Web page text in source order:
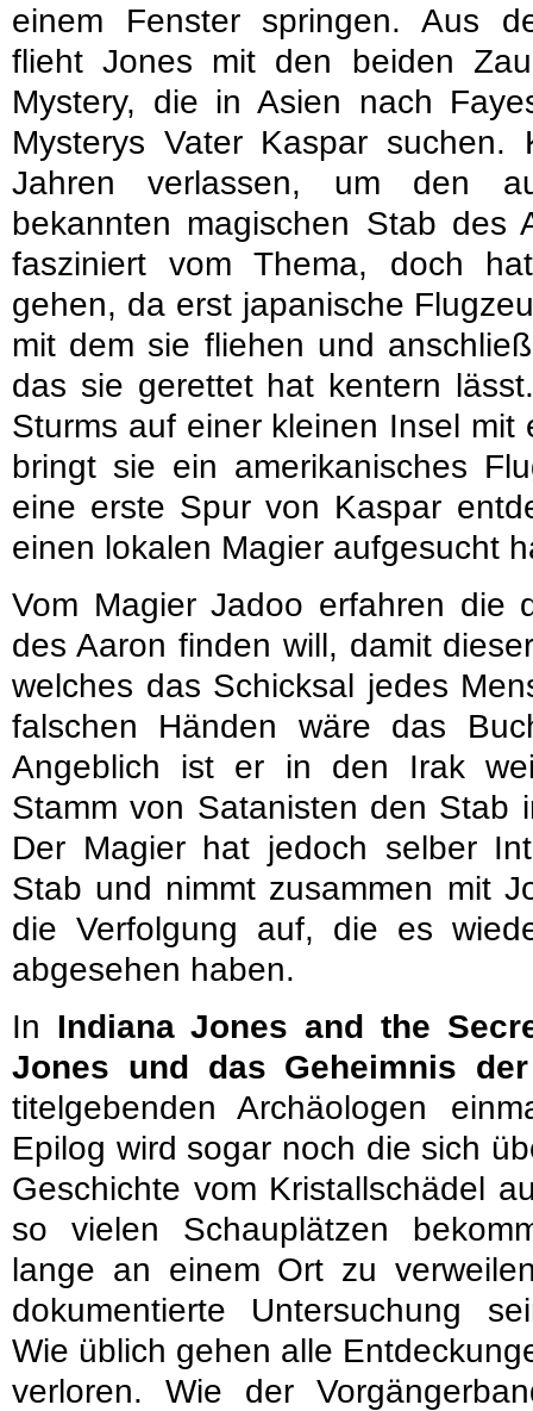
einem Fenster springen. Aus
flieht Jones mit den beiden
Mystery, die in Asien nach
Mysterys Vater Kaspar
Jahren verlassen, um den
bekannten magischen Stab des
fasziniert vom Thema, doch
gehen, da erst japanische
mit dem sie fliehen und
das sie gerettet hat kentern
Sturms auf einer kleinen Insel mit
bringt sie ein amerikanisches
eine erste Spur von Kaspar
einen lokalen Magier aufgesucht
Vom Magier Jadoo erfahren die
des Aaron finden will, damit
welches das Schicksal jedes
falschen Händen wäre das
Angeblich ist er in den Irak
Stamm von Satanisten den Stab
Der Magier hat jedoch selber
Stab und nimmt zusammen mit
die Verfolgung auf, die es
abgesehen haben.
In Indiana Jones and the
Jones und das Geheimnis
titelgebenden Archäologen
Epilog wird sogar noch die sich
Geschichte vom Kristallschädel
so vielen Schauplätzen
lange an einem Ort zu
dokumentierte Untersuchung
Wie üblich gehen alle
verloren. Wie der